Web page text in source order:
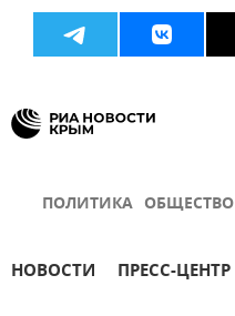
ПОЛИТИКА ОБЩЕСТВО
НОВОСТИ ПРЕСС-ЦЕНТР